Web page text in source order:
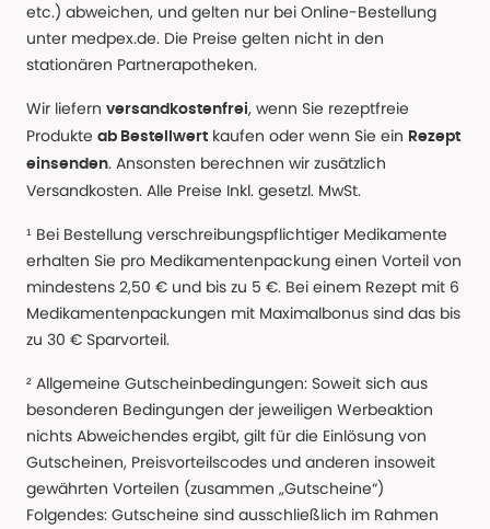
etc.) abweichen, und gelten nur bei Online-Bestellung
unter medpex.de. Die Preise gelten nicht in den
stationären Partnerapotheken.
Wir liefern versandkostenfrei, wenn Sie rezeptfreie
Produkte ab Bestellwert kaufen oder wenn Sie ein Rezept
einsenden. Ansonsten berechnen wir zusätzlich
Versandkosten. Alle Preise Inkl. gesetzl. MwSt.
¹ Bei Bestellung verschreibungspflichtiger Medikamente
erhalten Sie pro Medikamentenpackung einen Vorteil von
mindestens 2,50 € und bis zu 5 €. Bei einem Rezept mit 6
Medikamentenpackungen mit Maximalbonus sind das bis
zu 30 € Sparvorteil.
² Allgemeine Gutscheinbedingungen: Soweit sich aus
besonderen Bedingungen der jeweiligen Werbeaktion
nichts Abweichendes ergibt, gilt für die Einlösung von
Gutscheinen, Preisvorteilscodes und anderen insoweit
gewährten Vorteilen (zusammen „Gutscheine“)
Folgendes: Gutscheine sind ausschließlich im Rahmen